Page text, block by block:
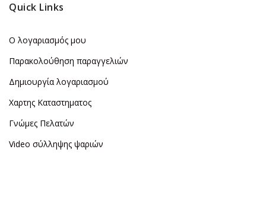
Quick Links
Ο λογαριασμός μου
Παρακολούθηση παραγγελιών
Δημιουργία λογαριασμού
Χαρτης Καταστηματος
Γνώμες Πελατών
Video σύλληψης ψαριών